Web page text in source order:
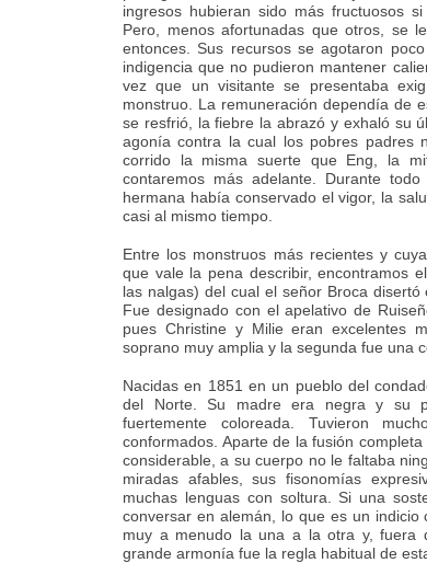
ingresos hubieran sido más fructuosos
Pero, menos afortunadas que otros, se
entonces. Sus recursos se agotaron
indigencia que no pudieron mantener
vez que un visitante se presentaba
monstruo. La remuneración dependía de
se resfrió, la fiebre la abrazó y exhaló su
agonía contra la cual los pobres padres
corrido la misma suerte que Eng, la
contaremos más adelante. Durante
hermana había conservado el vigor, la
casi al mismo tiempo.
Entre los monstruos más recientes y
que vale la pena describir, encontramos
las nalgas) del cual el señor Broca
Fue designado con el apelativo de
pues Christine y Milie eran excelentes
soprano muy amplia y la segunda fue una
Nacidas en 1851 en un pueblo del
del Norte. Su madre era negra y su
fuertemente coloreada. Tuvieron
conformados. Aparte de la fusión
considerable, a su cuerpo no le faltaba
miradas afables, sus fisonomías
muchas lenguas con soltura. Si una
conversar en alemán, lo que es un
muy a menudo la una a la otra y, fuera
grande armonía fue la regla habitual de